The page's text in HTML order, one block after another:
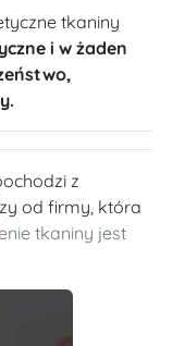
tkaniny
i w żaden
z
od firmy, która
tkaniny jest